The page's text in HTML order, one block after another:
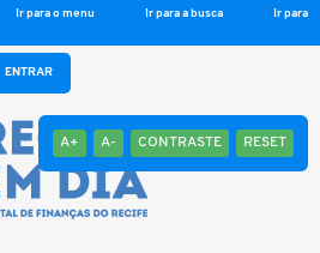
Ir para o menu Ir para a busca
Ir para
A+ A- CONTRASTE RESET
ENTRAR